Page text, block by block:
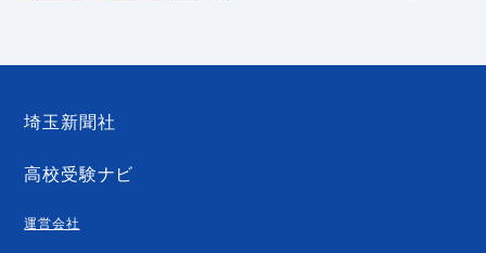
埼玉新聞社
高校受験ナビ
運営会社